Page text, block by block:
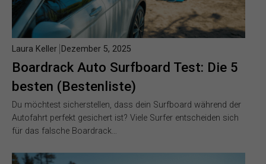
Boardrack Auto Surfboard Test: Die 5
besten (Bestenliste)
Laura Keller Dezember 5, 2025
Du möchtest sicherstellen, dass dein Surfboard während der
Autofahrt perfekt gesichert ist? Viele Surfer entscheiden sich
für das falsche Boardrack…